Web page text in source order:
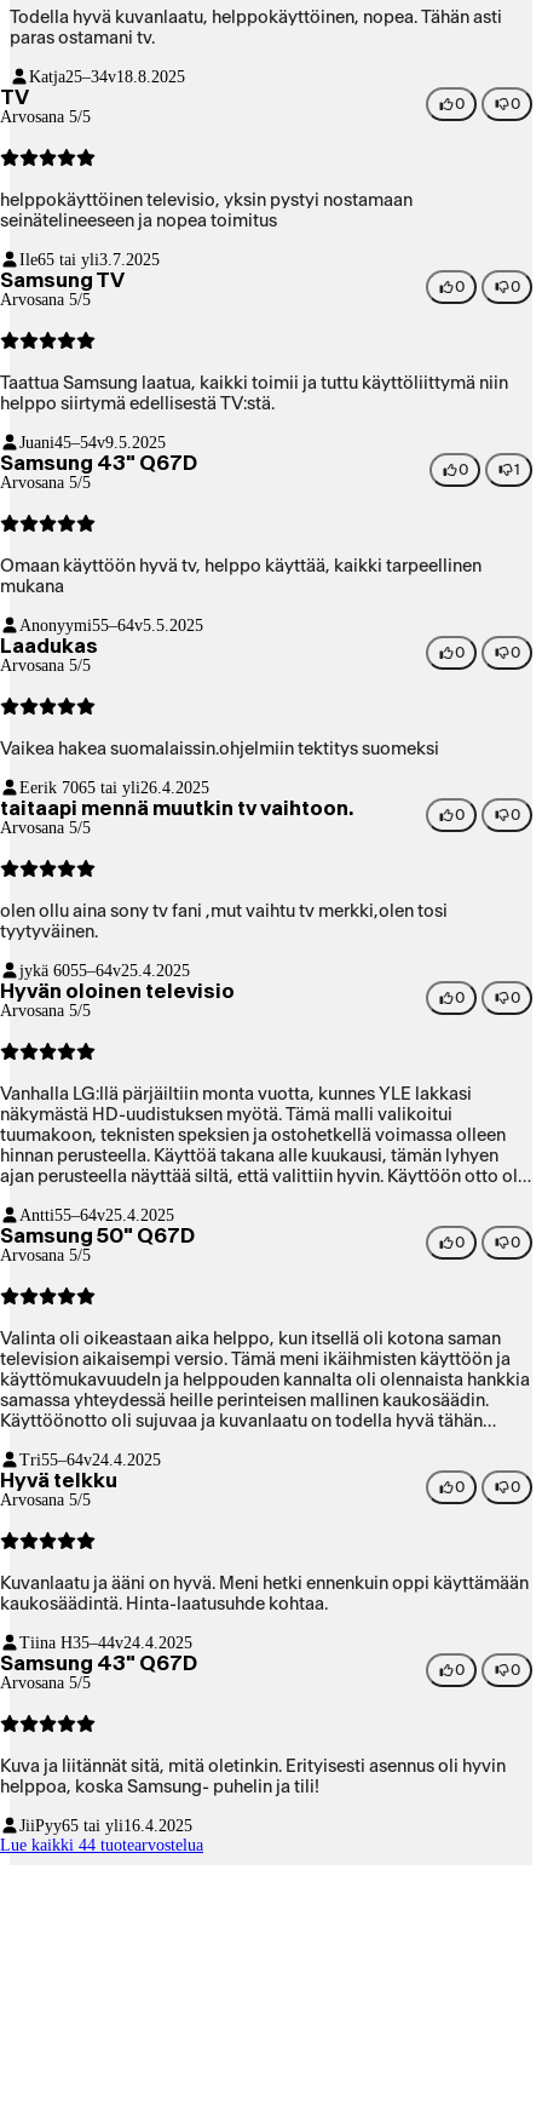
Todella hyvä kuvanlaatu, helppokäyttöinen, nopea. Tähän asti
paras ostamani tv.
Katja25–34v18.8.2025
TV
Arvosana 5/5
0 0
helppokäyttöinen televisio, yksin pystyi nostamaan
seinätelineeseen ja nopea toimitus
Ile65 tai yli3.7.2025
Samsung TV
Arvosana 5/5
0 0
Taattua Samsung laatua, kaikki toimii ja tuttu käyttöliittymä niin
helppo siirtymä edellisestä TV:stä.
Juani45–54v9.5.2025
Samsung 43" Q67D
Arvosana 5/5
0 1
Omaan käyttöön hyvä tv, helppo käyttää, kaikki tarpeellinen
mukana
Anonyymi55–64v5.5.2025
Laadukas
Arvosana 5/5
0 0
Vaikea hakea suomalaissin.ohjelmiin tektitys suomeksi
Eerik 7065 tai yli26.4.2025
taitaapi mennä muutkin tv vaihtoon.
Arvosana 5/5
0 0
olen ollu aina sony tv fani ,mut vaihtu tv merkki,olen tosi
tyytyväinen.
jykä 6055–64v25.4.2025
Hyvän oloinen televisio
Arvosana 5/5
0 0
Vanhalla LG:llä pärjäiltiin monta vuotta, kunnes YLE lakkasi
näkymästä HD-uudistuksen myötä. Tämä malli valikoitui
tuumakoon, teknisten speksien ja ostohetkellä voimassa olleen
hinnan perusteella. Käyttöä takana alle kuukausi, tämän lyhyen
ajan perusteella näyttää siltä, että valittiin hyvin. Käyttöön otto oli
katselukulmilla, äänenlaadussa otettiin iso harppaus ylöspäin
vanhaan televisioon verrattuna. Varsin vähillä paineikkeilla
operoitava kaukosäädin on vaatinut hieman totuttelua ja muutama
mykistys (mute) on samassa kuin äänenvoimakkuuden säätö,
mukaisesti käyttöliittymä "tyrkyttää" uusia kanavia ja palveluja.
Nämä laskevat hieman käyttömukavuutta.
Antti55–64v25.4.2025
Samsung 50" Q67D
Arvosana 5/5
0 0
Valinta oli oikeastaan aika helppo, kun itsellä oli kotona saman
television aikaisempi versio. Tämä meni ikäihmisten käyttöön ja
käyttömukavuudeln ja helppouden kannalta oli olennaista hankkia
samassa yhteydessä heille perinteisen mallinen kaukosäädin.
Käyttöönotto oli sujuvaa ja kuvanlaatu on todella hyvä tähän
Tri55–64v24.4.2025
Hyvä telkku
Arvosana 5/5
0 0
Kuvanlaatu ja ääni on hyvä. Meni hetki ennenkuin oppi käyttämään
kaukosäädintä. Hinta-laatusuhde kohtaa.
Tiina H35–44v24.4.2025
Samsung 43" Q67D
Arvosana 5/5
0 0
Kuva ja liitännät sitä, mitä oletinkin. Erityisesti asennus oli hyvin
helppoa, koska Samsung- puhelin ja tili!
JiiPyy65 tai yli16.4.2025
Lue kaikki 44 tuotearvostelua